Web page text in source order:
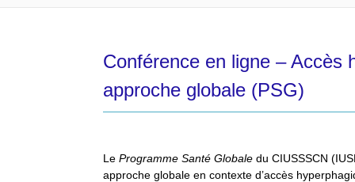
Conférence en ligne – Accès
approche globale (PSG)
Le Programme Santé Globale du CIUSSSCN
approche globale en contexte d’accès